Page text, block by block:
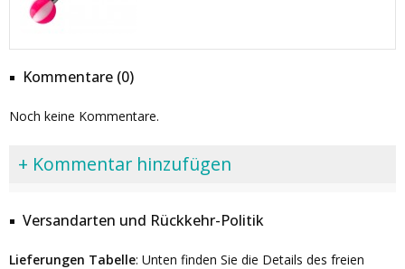
Kommentare (0)
Noch keine Kommentare.
+ Kommentar hinzufügen
Versandarten und Rückkehr-Politik
Lieferungen Tabelle: Unten finden Sie die Details des freien